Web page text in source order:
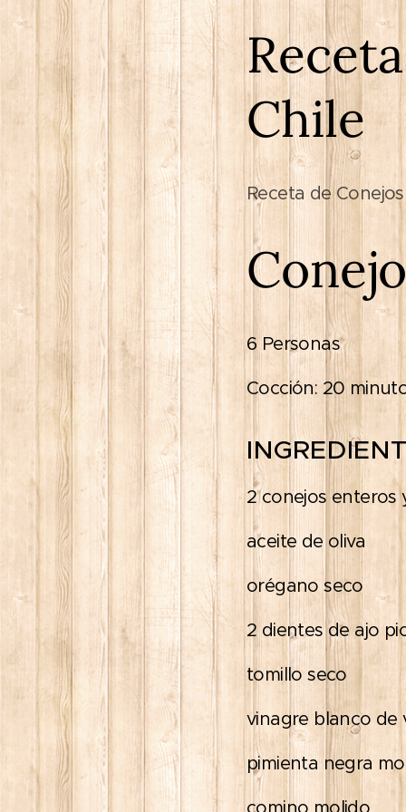
Chile
Receta de
6 Personas
Cocción: 20
2 conejos enteros
aceite de oliva
orégano seco
2 dientes de ajo
tomillo seco
vinagre blanco de
pimienta negra